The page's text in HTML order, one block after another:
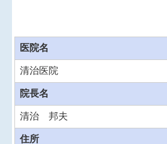
医院名
清治医院
院長名
清治 邦夫
住所